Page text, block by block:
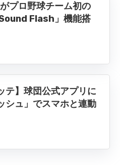
プロ野球チーム初の
Flash」機能搭
テ】球団公式アプリに
シュ」でスマホと連動